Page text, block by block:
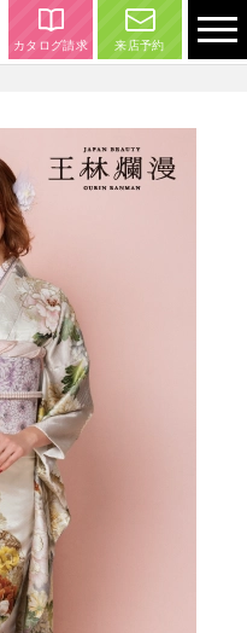
カタログ請求 来店予約